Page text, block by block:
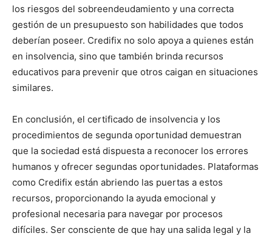
los riesgos del sobreendeudamiento y una correcta
gestión de un presupuesto son habilidades que todos
deberían poseer. Credifix no solo apoya a quienes están
en insolvencia, sino que también brinda recursos
educativos para prevenir que otros caigan en situaciones
similares.
En conclusión, el certificado de insolvencia y los
procedimientos de segunda oportunidad demuestran
que la sociedad está dispuesta a reconocer los errores
humanos y ofrecer segundas oportunidades. Plataformas
como Credifix están abriendo las puertas a estos
recursos, proporcionando la ayuda emocional y
profesional necesaria para navegar por procesos
difíciles. Ser consciente de que hay una salida legal y la